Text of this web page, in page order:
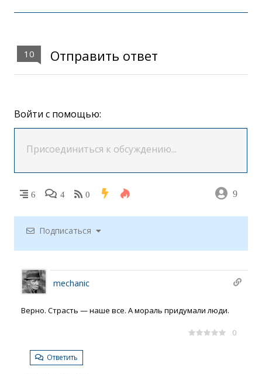
10 Отправить ответ
Войти с помощью:
6 4 0 9
Подписаться
mechanic
Верно. Страсть — наше все. А мораль придумали люди.
0
Ответить